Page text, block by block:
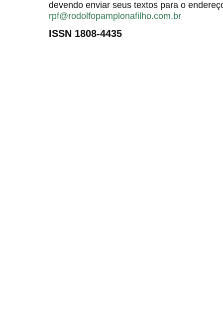
devendo enviar seus textos para o
rpf@rodolfopamplonafilho.com.br
ISSN 1808-4435